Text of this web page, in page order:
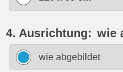
4. Ausrichtung: wie
wie abgebildet